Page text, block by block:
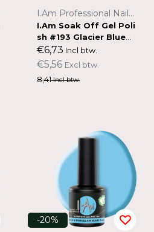
I.Am Professional Nail Systems
I.Am Soak Off Gel Poli
sh #193 Glacier Blue
(7ml)
€6,73 Incl btw.
€5,56 Excl btw.
8,41Incl btw.
-20%